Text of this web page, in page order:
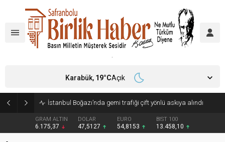
İstanbul Boğazı’nda gemi trafiği çift yönlü askıya alındı
GRAM ALTIN
6.175,37
DOLAR
47,5127
EURO
54,8153
BIST 100
13.458,10
Karabük, 19°CAçık